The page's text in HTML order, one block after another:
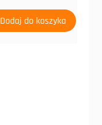
Dodaj do koszyka